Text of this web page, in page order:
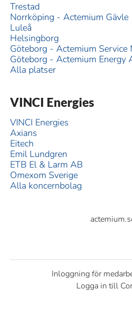
Trestad
Norrköping - Actemium Gävle
Luleå
Helsingborg
Göteborg - Actemium Service
Göteborg - Actemium Energy
Alla platser
VINCI Energies
VINCI Energies
Axians
Eitech
Emil Lundgren
ETB El & Larm AB
Omexom Sverige
Alla koncernbolag
Inloggning för
Logga in till